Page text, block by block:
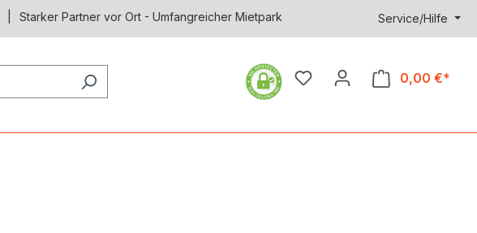
Starker Partner vor Ort - Umfangreicher Mietpark Service/Hilfe
0,00 €*